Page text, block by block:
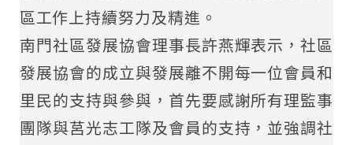
區工作上持續努力及精進。
南門社區發展協會理事長許燕輝表示，社區
發展協會的成立與發展離不開每一位會員和
里民的支持與參與，首先要感謝所有理監事
團隊與莒光志工隊及會員的支持，並強調社